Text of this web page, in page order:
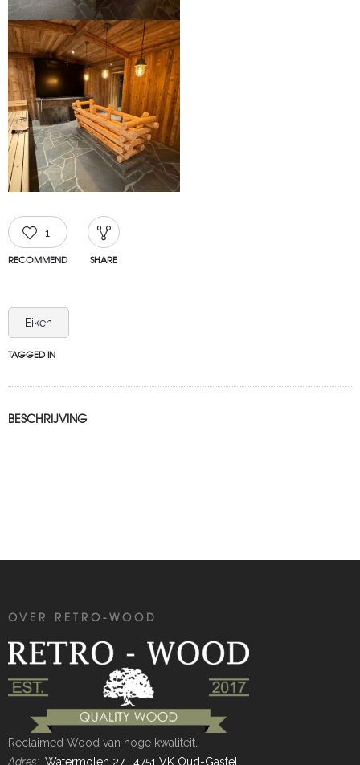
1
RECOMMEND SHARE
Eiken
TAGGED IN
BESCHRIJVING
OVER RETRO-WOOD
Reclaimed Wood van hoge kwaliteit.
Adres: Watermolen 27 | 4751 VK Oud-Gastel